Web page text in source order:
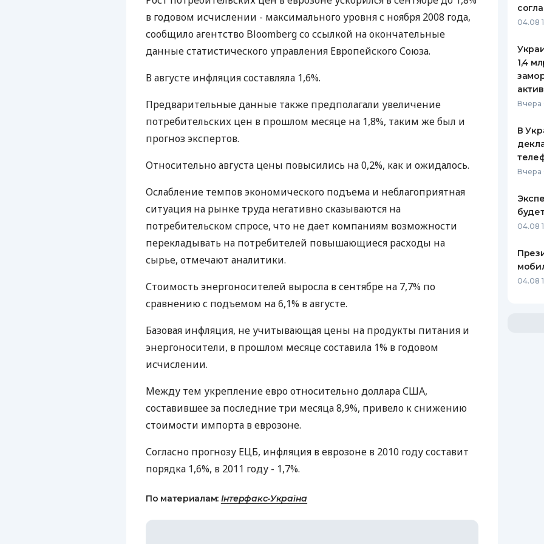
ЕЖЕМЕСЯЧНЫЙ ОБЗОР
КЕШБЭКА
ПУТЕВОДИТЕЛИ ПО
ВСЕ
в годовом исчислении - максимального уровня с ноября 2008 года,
сообщило агентство Bloomberg со ссылкой на окончательные
данные статистического управления Европейского Союза.
В августе инфляция составляла 1,6%.
Предварительные данные также предполагали увеличение
потребительских цен в прошлом месяце на 1,8%, таким же был и
прогноз экспертов.
Относительно августа цены повысились на 0,2%, как и ожидалось.
Ослабление темпов экономического подъема и неблагоприятная
ситуация на рынке труда негативно сказываются на
потребительском спросе, что не дает компаниям возможности
перекладывать на потребителей повышающиеся расходы на
сырье, отмечают аналитики.
Стоимость энергоносителей выросла в сентябре на 7,7% по
сравнению с подъемом на 6,1% в августе.
Базовая инфляция, не учитывающая цены на продукты питания и
энергоносители, в прошлом месяце составила 1% в годовом
исчислении.
Между тем укрепление евро относительно доллара США,
составившее за последние три месяца 8,9%, привело к снижению
стоимости импорта в еврозоне.
Согласно прогнозу ЕЦБ, инфляция в еврозоне в 2010 году составит
порядка 1,6%, в 2011 году - 1,7%.
По материалам: Інтерфакс-Україна
04.08
1,4
Вчера
В
Вчера
04.08
04.08